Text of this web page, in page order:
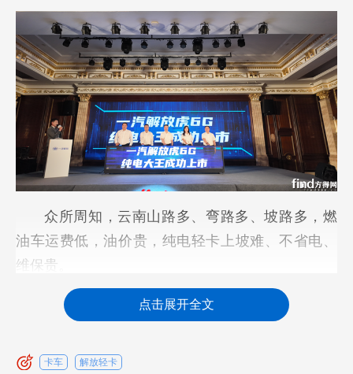
众所周知，云南山路多、弯路多、坡路多，燃
油车运费低，油价贵，纯电轻卡上坡难、不省电、
维保贵。
一汽解放“迎难而上”！推出虎6G纯电大王，专
西南市场是新能源“必争之地” 解放用价值破局
点击展开全文
卡车 解放轻卡